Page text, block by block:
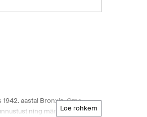
loe rohkem
aastal Bronxis. Oma
ning märkis ta ära